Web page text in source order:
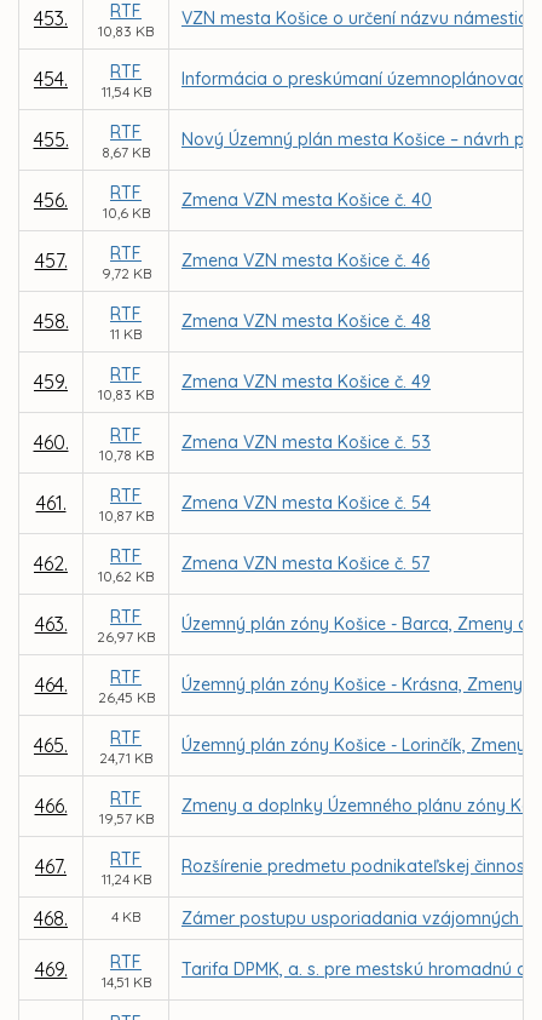
453. RTF
10,83 KB
VZN mesta Košice o určení názvu námestia
454. RTF
11,54 KB
Informácia o preskúmaní
455. RTF
8,67 KB
Nový Územný plán mesta Košice – návrh
456. RTF
10,6 KB
Zmena VZN mesta Košice č. 40
457. RTF
9,72 KB
Zmena VZN mesta Košice č. 46
458. RTF
11 KB
Zmena VZN mesta Košice č. 48
459. RTF
10,83 KB
Zmena VZN mesta Košice č. 49
460. RTF
10,78 KB
Zmena VZN mesta Košice č. 53
461. RTF
10,87 KB
Zmena VZN mesta Košice č. 54
462. RTF
10,62 KB
Zmena VZN mesta Košice č. 57
463. RTF
26,97 KB
Územný plán zóny Košice - Barca, Zmeny a
464. RTF
26,45 KB
Územný plán zóny Košice - Krásna, Zmeny a
465. RTF
24,71 KB
Územný plán zóny Košice - Lorinčík, Zmeny
466. RTF
19,57 KB
Zmeny a doplnky Územného plánu zóny
467. RTF
11,24 KB
Rozšírenie predmetu podnikateľskej
468. 4 KB Zámer postupu usporiadania vzájomných
469. RTF
14,51 KB
Tarifa DPMK, a. s. pre mestskú hromadnú